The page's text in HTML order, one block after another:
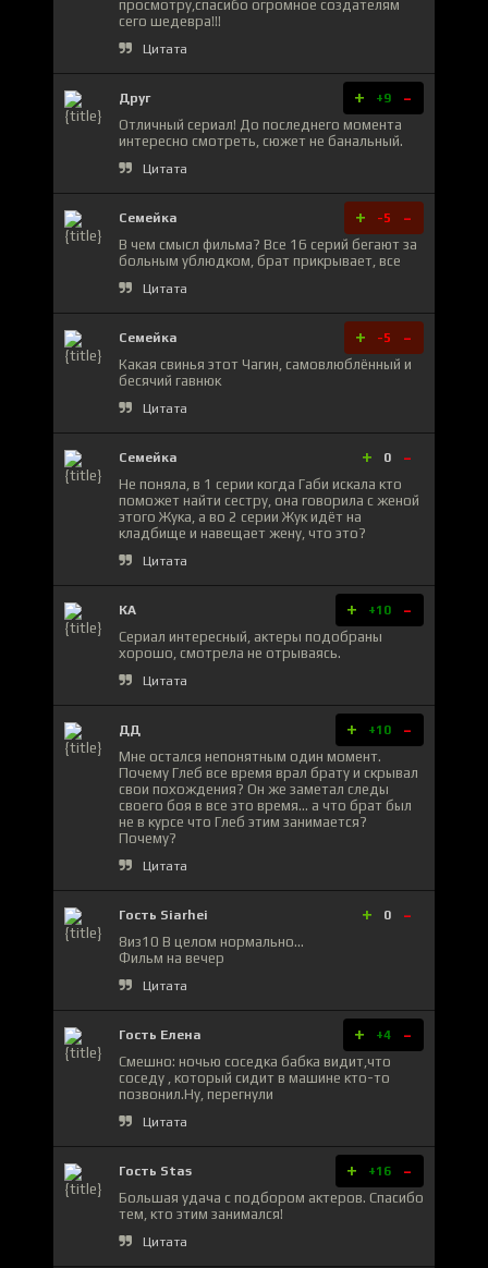
просмотру,спасибо огромное создателям
сего шедевра!!!
Цитата
Друг + +9 -
Отличный сериал! До последнего момента
интересно смотреть, сюжет не банальный.
Цитата
Семейка + -5 -
В чем смысл фильма? Все 16 серий бегают за
больным ублюдком, брат прикрывает, все
Цитата
Семейка + -5 -
Какая свинья этот Чагин, самовлюблённый и
бесячий гавнюк
Цитата
Семейка + 0 -
Не поняла, в 1 серии когда Габи искала кто
поможет найти сестру, она говорила с женой
этого Жука, а во 2 серии Жук идёт на
кладбище и навещает жену, что это?
Цитата
КА + +10 -
Сериал интересный, актеры подобраны
хорошо, смотрела не отрываясь.
Цитата
ДД + +10 -
Мне остался непонятным один момент.
Почему Глеб все время врал брату и скрывал
свои похождения? Он же заметал следы
своего боя в все это время… а что брат был
не в курсе что Глеб этим занимается?
Почему?
Цитата
Гость Siarhei + 0 -
8из10 В целом нормально...
Фильм на вечер
Цитата
Гость Елена + +4 -
Смешно: ночью соседка бабка видит,что
соседу , который сидит в машине кто-то
позвонил.Ну, перегнули
Цитата
Гость Stas + +16 -
Большая удача с подбором актеров. Спасибо
тем, кто этим занимался!
Цитата